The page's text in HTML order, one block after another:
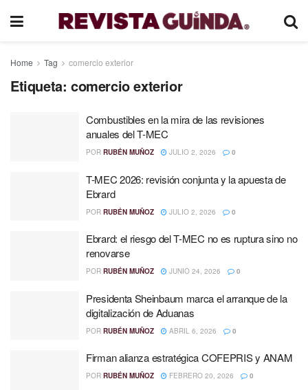
Home Tag comercio exterior
Etiqueta: comercio exterior
Combustibles en la mira de las revisiones
anuales del T-MEC
POR RUBÉN MUÑOZ JULIO 2, 2026 0
T-MEC 2026: revisión conjunta y la apuesta de
Ebrard
POR RUBÉN MUÑOZ JULIO 2, 2026 0
Ebrard: el riesgo del T-MEC no es ruptura sino no
renovarse
POR RUBÉN MUÑOZ JUNIO 24, 2026 0
Presidenta Sheinbaum marca el arranque de la
digitalización de Aduanas
POR RUBÉN MUÑOZ ABRIL 6, 2026 0
Firman alianza estratégica COFEPRIS y ANAM
POR RUBÉN MUÑOZ FEBRERO 20, 2026 0